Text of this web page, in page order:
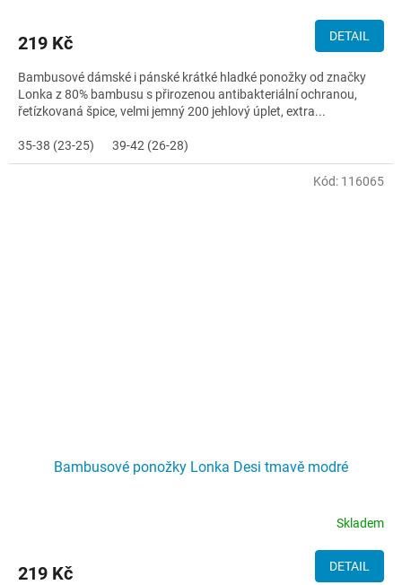
219 Kč DETAIL
Bambusové dámské i pánské krátké hladké ponožky od značky
Lonka z 80% bambusu s přirozenou antibakteriální ochranou,
řetízkovaná špice, velmi jemný 200 jehlový úplet, extra...
35-38 (23-25) 39-42 (26-28)
Bambusové ponožky Lonka Desi tmavě modré
Skladem
219 Kč DETAIL
Kód: 116065